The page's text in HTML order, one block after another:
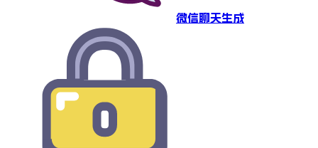
微信聊天生成